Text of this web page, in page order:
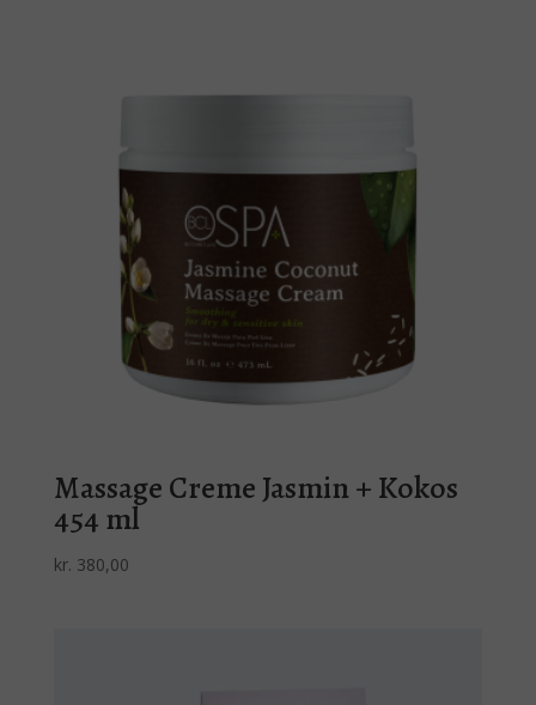
Massage Creme Jasmin + Kokos
454 ml
kr. 380,00